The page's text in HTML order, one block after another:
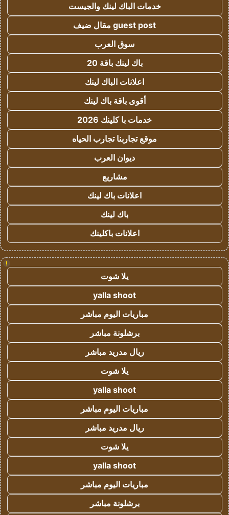
خدمات الباك لينك والجيست
guest post مقال ضيف
سوق العرب
باك لينك باقة 20
اعلانات الباك لينك
أقوى باقة باك لينك
خدمات با كلينك 2026
موقع تجاربنا تجارب الحياه
ديوان العرب
مشاريع
اعلانات باك لينك
باك لينك
اعلانات باكلينك
!
يلا شوت
yalla shoot
مباريات اليوم مباشر
برشلونة مباشر
ريال مدريد مباشر
يلا شوت
yalla shoot
مباريات اليوم مباشر
ريال مدريد مباشر
يلا شوت
yalla shoot
مباريات اليوم مباشر
برشلونة مباشر